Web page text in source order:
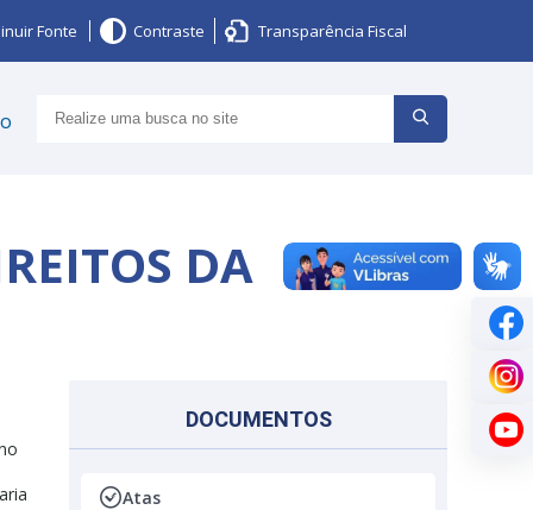
Fonte Contraste Transparência Fiscal
DA
DOCUMENTOS
Atas